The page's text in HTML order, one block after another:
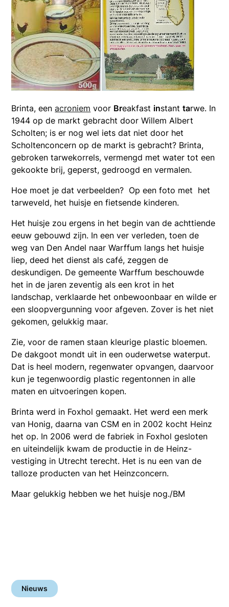
Brinta, eenacroniem voor Breakfast instanttarwe. In
1944 op de markt gebracht door Willem Albert
Scholten; is er nog wel iets dat niet door het
Scholtenconcern op de markt is gebracht? Brinta,
gebroken tarwekorrels, vermengd met water tot een
gekookte brij, geperst, gedroogd en vermalen.
Hoe moet je dat verbeelden? Op een foto met het
tarweveld, het huisje en fietsende kinderen.
Het huisje zou ergens in het begin van de achttiende
eeuw gebouwd zijn. In een ver verleden, toen de
weg van Den Andel naar Warffum langs het huisje
liep, deed het dienst als café, zeggen de
deskundigen. De gemeente Warffum beschouwde
het in de jaren zeventig als een krot in het
landschap, verklaarde het onbewoonbaar en wilde er
een sloopvergunning voor afgeven. Zover is het niet
gekomen, gelukkig maar.
Zie, voor de ramen staan kleurige plastic bloemen.
De dakgoot mondt uit in een ouderwetse waterput.
Dat is heel modern, regenwater opvangen, daarvoor
kun je tegenwoordig plastic regentonnen in alle
maten en uitvoeringen kopen.
Brinta werd in Foxhol gemaakt. Het werd een merk
van Honig, daarna van CSM en in 2002 kocht Heinz
het op. In 2006 werd de fabriek in Foxhol gesloten
en uiteindelijk kwam de productie in de Heinz-
vestiging in Utrecht terecht. Het is nu een van de
talloze producten van het Heinzconcern.
Maar gelukkig hebben we het huisje nog./BM
Nieuws